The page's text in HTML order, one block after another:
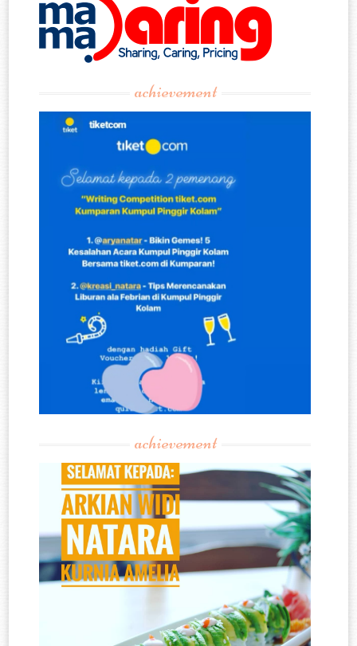
achievement
achievement